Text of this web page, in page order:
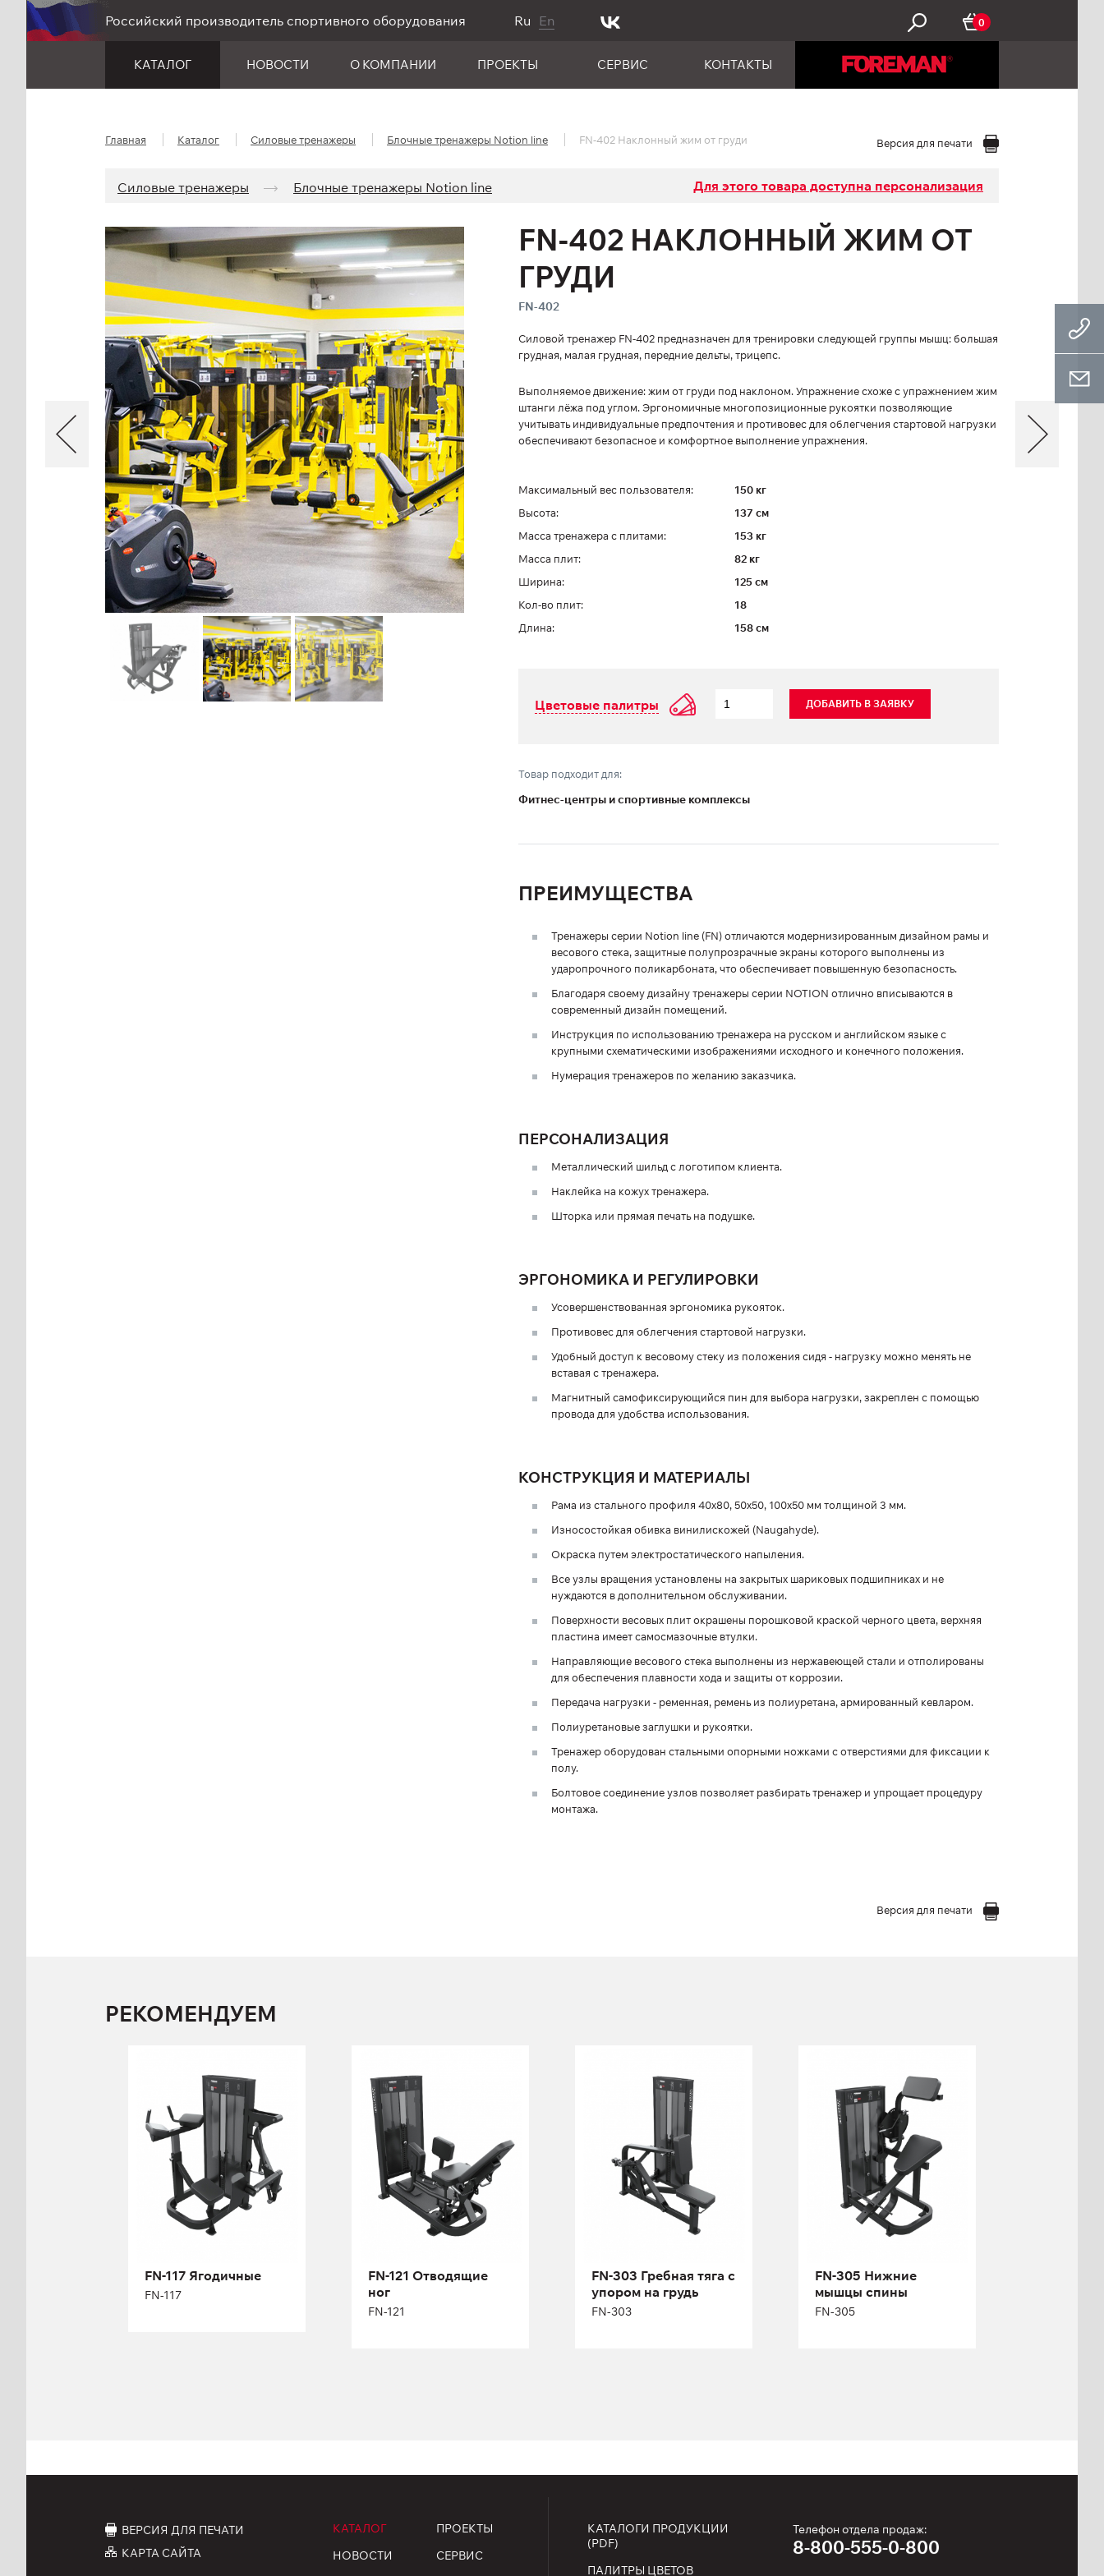
Российский производитель спортивного оборудования Ru En 0
КАТАЛОГ НОВОСТИ О КОМПАНИИ ПРОЕКТЫ СЕРВИС КОНТАКТЫ
Главная Каталог Силовые тренажеры Блочные тренажеры Notion line FN-402 Наклонный жим от груди Версия для печати
Силовые тренажеры Блочные тренажеры Notion line Для этого товара доступна персонализация
FN-402 НАКЛОННЫЙ ЖИМ ОТ
ГРУДИ
FN-402
Силовой тренажер FN-402 предназначен для тренировки следующей группы мышц: большая
грудная, малая грудная, передние дельты, трицепс.
Выполняемое движение: жим от груди под наклоном. Упражнение схоже с упражнением жим
штанги лёжа под углом. Эргономичные многопозиционные рукоятки позволяющие
учитывать индивидуальные предпочтения и противовес для облегчения стартовой нагрузки
обеспечивают безопасное и комфортное выполнение упражнения.
Максимальный вес пользователя:
150 кг
Высота:
137 см
Масса тренажера с плитами:
153 кг
Масса плит:
82 кг
Ширина:
125 см
Кол-во плит:
18
Длина:
158 см
Цветовые палитры ДОБАВИТЬ В ЗАЯВКУ
Товар подходит для:
Фитнес-центры и спортивные комплексы
ПРЕИМУЩЕСТВА
Тренажеры серии Notion line (FN) отличаются модернизированным дизайном рамы и
весового стека, защитные полупрозрачные экраны которого выполнены из
ударопрочного поликарбоната, что обеспечивает повышенную безопасность.
Благодаря своему дизайну тренажеры серии NOTION отлично вписываются в
современный дизайн помещений.
Инструкция по использованию тренажера на русском и английском языке с
крупными схематическими изображениями исходного и конечного положения.
Нумерация тренажеров по желанию заказчика.
ПЕРСОНАЛИЗАЦИЯ
Металлический шильд с логотипом клиента.
Наклейка на кожух тренажера.
Шторка или прямая печать на подушке.
ЭРГОНОМИКА И РЕГУЛИРОВКИ
Усовершенствованная эргономика рукояток.
Противовес для облегчения стартовой нагрузки.
Удобный доступ к весовому стеку из положения сидя - нагрузку можно менять не
вставая с тренажера.
Магнитный самофиксирующийся пин для выбора нагрузки, закреплен с помощью
провода для удобства использования.
КОНСТРУКЦИЯ И МАТЕРИАЛЫ
Рама из стального профиля 40х80, 50х50, 100х50 мм толщиной 3 мм.
Износостойкая обивка винилискожей (Naugahyde).
Окраска путем электростатического напыления.
Все узлы вращения установлены на закрытых шариковых подшипниках и не
нуждаются в дополнительном обслуживании.
Поверхности весовых плит окрашены порошковой краской черного цвета, верхняя
пластина имеет самосмазочные втулки.
Направляющие весового стека выполнены из нержавеющей стали и отполированы
для обеспечения плавности хода и защиты от коррозии.
Передача нагрузки - ременная, ремень из полиуретана, армированный кевларом.
Полиуретановые заглушки и рукоятки.
Тренажер оборудован стальными опорными ножками с отверстиями для фиксации к
полу.
Болтовое соединение узлов позволяет разбирать тренажер и упрощает процедуру
монтажа.
Версия для печати
РЕКОМЕНДУЕМ
FN-117 Ягодичные
FN-117
Ягодичные
Длина:
82 см
Высота:
137 см
Кол-во плит:
15
FN-121 Отводящие
ног
FN-121
Отводящие ног
FN-121
FN-303 Гребная тяга с
упором на грудь
FN-303
тяга с упором на
Высота:
159 см
Ширина:
150 см
Масса плит:
FN-305 Нижние
мышцы спины
FN-305
мышцы спины
FN-305
Ширина:
101 см
Масса плит:
95 кг
Кол-во плит:
ВЕРСИЯ ДЛЯ ПЕЧАТИ
КАРТА САЙТА
КАТАЛОГ
НОВОСТИ
ПРОЕКТЫ
СЕРВИС
КАТАЛОГИ ПРОДУКЦИИ
(PDF)
ПАЛИТРЫ ЦВЕТОВ
Телефон отдела продаж:
8-800-555-0-800